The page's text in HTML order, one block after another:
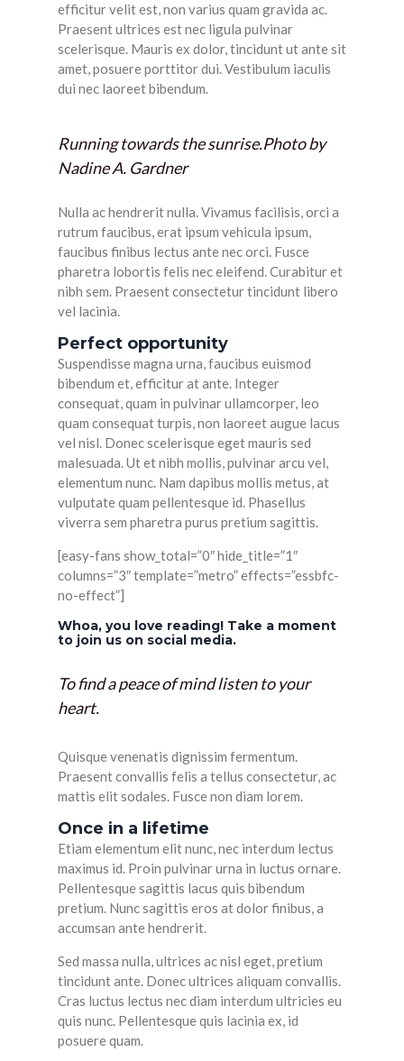
efficitur velit est, non varius quam gravida ac.
Praesent ultrices est nec ligula pulvinar
scelerisque. Mauris ex dolor, tincidunt ut ante sit
amet, posuere porttitor dui. Vestibulum iaculis
dui nec laoreet bibendum.
Running towards the sunrise.Photo by
Nadine A. Gardner
Nulla ac hendrerit nulla. Vivamus facilisis, orci a
rutrum faucibus, erat ipsum vehicula ipsum,
faucibus finibus lectus ante nec orci. Fusce
pharetra lobortis felis nec eleifend. Curabitur et
nibh sem. Praesent consectetur tincidunt libero
vel lacinia.
Perfect opportunity
Suspendisse magna urna, faucibus euismod
bibendum et, efficitur at ante. Integer
consequat, quam in pulvinar ullamcorper, leo
quam consequat turpis, non laoreet augue lacus
vel nisl. Donec scelerisque eget mauris sed
malesuada. Ut et nibh mollis, pulvinar arcu vel,
elementum nunc. Nam dapibus mollis metus, at
vulputate quam pellentesque id. Phasellus
viverra sem pharetra purus pretium sagittis.
[easy-fans show_total=”0″ hide_title=”1″
columns=”3″ template=”metro” effects=”essbfc-
no-effect”]
Whoa, you love reading! Take a moment
to join us on social media.
To find a peace of mind listen to your
heart.
Quisque venenatis dignissim fermentum.
Praesent convallis felis a tellus consectetur, ac
mattis elit sodales. Fusce non diam lorem.
Once in a lifetime
Etiam elementum elit nunc, nec interdum lectus
maximus id. Proin pulvinar urna in luctus ornare.
Pellentesque sagittis lacus quis bibendum
pretium. Nunc sagittis eros at dolor finibus, a
accumsan ante hendrerit.
Sed massa nulla, ultrices ac nisl eget, pretium
tincidunt ante. Donec ultrices aliquam convallis.
Cras luctus lectus nec diam interdum ultricies eu
quis nunc. Pellentesque quis lacinia ex, id
posuere quam.